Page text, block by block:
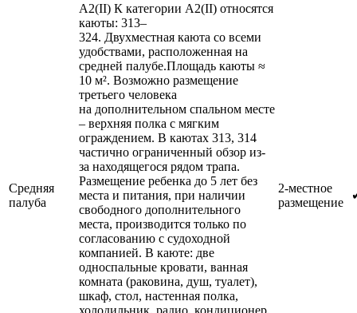
Средняя
палуба
А2(II) К категории А2(II) относятся
каюты: 313–
324. Двухместная каюта со всеми
удобствами, расположенная на
средней палубе.Площадь каюты ≈
10 м². Возможно размещение
третьего человека
на дополнительном спальном месте
– верхняя полка с мягким
ограждением. В каютах 313, 314
частично ограниченный обзор из-
за находящегося рядом трапа.
Размещение ребенка до 5 лет без
места и питания, при наличии
свободного дополнительного
места, производится только по
согласованию с судоходной
компанией. В каюте: две
односпальные кровати, ванная
комната (раковина, душ, туалет),
шкаф, стол, настенная полка,
холодильник, радио, кондиционер,
2-местное
размещение